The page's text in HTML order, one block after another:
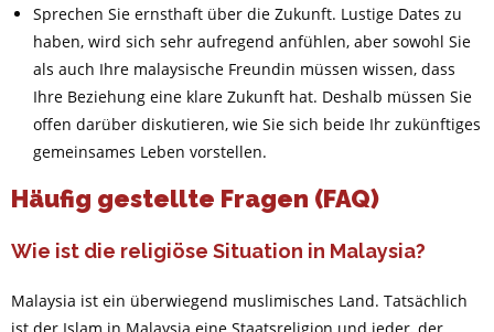
Sprechen Sie ernsthaft über die Zukunft. Lustige Dates zu
haben, wird sich sehr aufregend anfühlen, aber sowohl Sie
als auch Ihre malaysische Freundin müssen wissen, dass
Ihre Beziehung eine klare Zukunft hat. Deshalb müssen Sie
offen darüber diskutieren, wie Sie sich beide Ihr zukünftiges
gemeinsames Leben vorstellen.
Häufig gestellte Fragen (FAQ)
Wie ist die religiöse Situation in Malaysia?
Malaysia ist ein überwiegend muslimisches Land. Tatsächlich